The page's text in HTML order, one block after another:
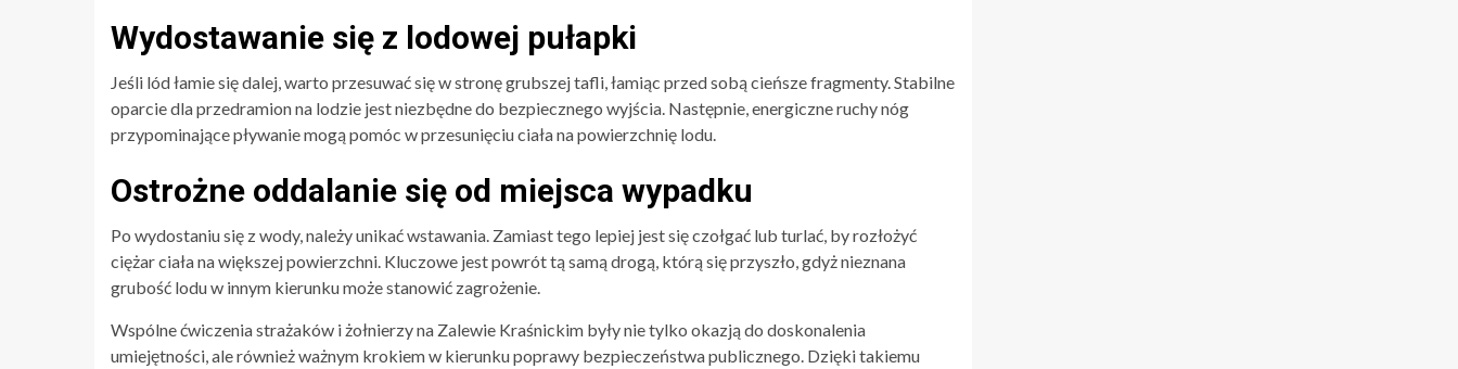
Wydostawanie się z lodowej pułapki
Jeśli lód łamie się dalej, warto przesuwać się w stronę grubszej tafli, łamiąc przed sobą cieńsze fragmenty. Stabilne
oparcie dla przedramion na lodzie jest niezbędne do bezpiecznego wyjścia. Następnie, energiczne ruchy nóg
przypominające pływanie mogą pomóc w przesunięciu ciała na powierzchnię lodu.
Ostrożne oddalanie się od miejsca wypadku
Po wydostaniu się z wody, należy unikać wstawania. Zamiast tego lepiej jest się czołgać lub turlać, by rozłożyć
ciężar ciała na większej powierzchni. Kluczowe jest powrót tą samą drogą, którą się przyszło, gdyż nieznana
grubość lodu w innym kierunku może stanowić zagrożenie.
Wspólne ćwiczenia strażaków i żołnierzy na Zalewie Kraśnickim były nie tylko okazją do doskonalenia
umiejętności, ale również ważnym krokiem w kierunku poprawy bezpieczeństwa publicznego. Dzięki takiemu